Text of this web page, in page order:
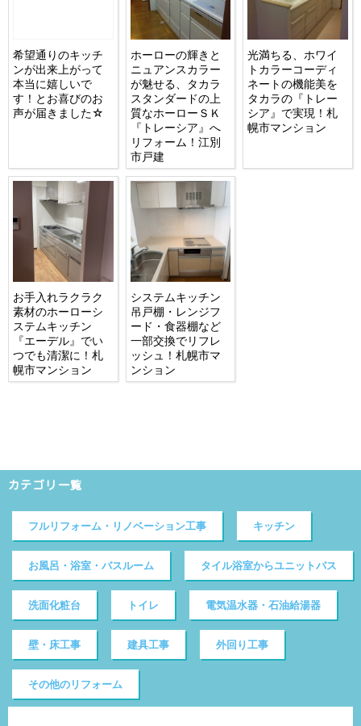
希望通りのキッチ
ンが出来上がって
本当に嬉しいで
す！とお喜びのお
声が届きました☆
ホーローの輝きと
ニュアンスカラー
が魅せる、タカラ
スタンダードの上
質なホーローＳＫ
『トレーシア』へ
リフォーム！江別
市戸建
光満ちる、ホワイ
トカラーコーディ
ネートの機能美を
タカラの『トレー
シア』で実現！札
幌市マンション
お手入れラクラク
素材のホーローシ
ステムキッチン
『エーデル』でい
つでも清潔に！札
幌市マンション
システムキッチン
吊戸棚・レンジフ
ード・食器棚など
一部交換でリフレ
ッシュ！札幌市マ
ンション
カテゴリ一覧
フルリフォーム・リノベーション工事 キッチン
お風呂・浴室・バスルーム タイル浴室からユニットバス
洗面化粧台 トイレ 電気温水器・石油給湯器
壁・床工事 建具工事 外回り工事
その他のリフォーム